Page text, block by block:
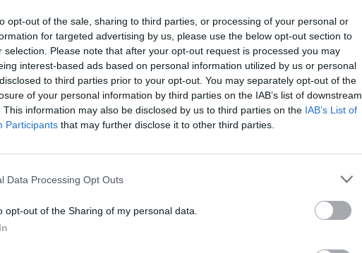
opt-out of the sale, sharing to third parties, or processing of your personal or
for targeted advertising by us, please use the below opt-out section to
selection. Please note that after your opt-out request is processed you may
interest-based ads based on personal information utilized by us or personal
to third parties prior to your opt-out. You may separately opt-out of the
of your personal information by third parties on the IAB’s list of downstream
This information may also be disclosed by us to third parties on the IAB’s List of
Participants that may further disclose it to other third parties.
Data Processing Opt Outs
opt-out of the Sharing of my personal data.
Colle